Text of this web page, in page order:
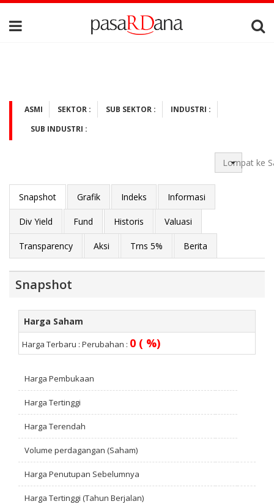
ASMI SEKTOR : SUB SEKTOR :
INDUSTRI :
SUB INDUSTRI :
Lompat ke
Snapshot Grafik Indeks Informasi
Div Yield Fund Historis Valuasi
Transparency Aksi Trns 5% Berita
Snapshot
Harga Saham
Harga Terbaru : Perubahan : 0 ( %)
Harga Pembukaan
Harga Tertinggi
Harga Terendah
Volume perdagangan (Saham)
Harga Penutupan Sebelumnya
Harga Tertinggi (Tahun Berjalan)